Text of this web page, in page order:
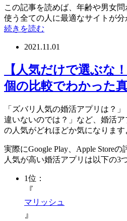
この記事を読めば、年齢や男女
使う全ての人に最適なサイトが分
続きを読む
2021.11.01
【人気だけで選ぶな
個の比較でわかった
「ズバリ人気の婚活アプリは？
違いないのでは？」など、婚活
の人気がどれほどか気になります
実際にGoogle Play、Apple Storeの
人気が高い婚活アプリは以下の3
1位：
『
マリッシュ
』